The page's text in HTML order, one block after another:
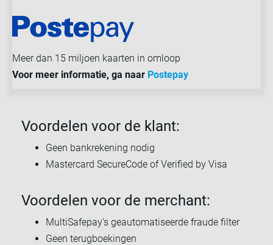
Meer dan 15 miljoen kaarten in omloop
Voor meer informatie, ga naar Postepay
Voordelen voor de klant:
Geen bankrekening nodig
Mastercard SecureCode of Verified by Visa
Voordelen voor de merchant:
MultiSafepay's geautomatiseerde fraude filter
Geen terugboekingen